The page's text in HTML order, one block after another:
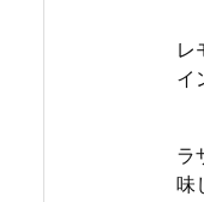
レ
イ
ラ
味